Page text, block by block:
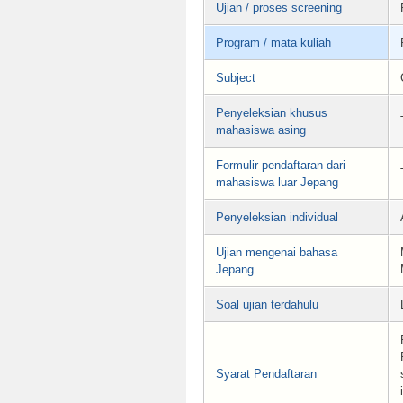
Ujian / proses screening
Program / mata kuliah
Subject
Penyeleksian khusus
mahasiswa asing
Formulir pendaftaran dari
mahasiswa luar Jepang
Penyeleksian individual
Ujian mengenai bahasa
Jepang
Soal ujian terdahulu
Syarat Pendaftaran